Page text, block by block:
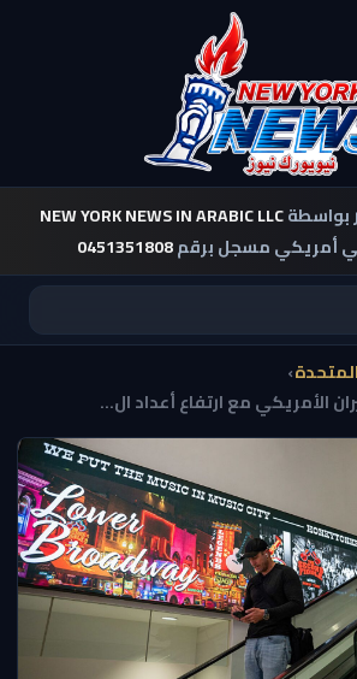
بواسطةNEW YORK NEWS IN ARABIC LLC
أمريكي مسجل برقم0451351808
›
الأمريكي مع ارتفاع أعداد ال...